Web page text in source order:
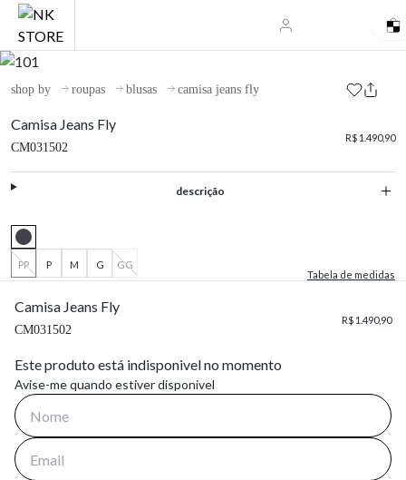
shop by roupas blusas camisa jeans fly
Camisa Jeans Fly
CM031502
R$ 1.490,90
descrição
PP P M G
GG
Tabela de medidas
Camisa Jeans Fly
CM031502
R$ 1.490,90
Este produto está indisponivel no momento
Avise-me quando estiver disponivel